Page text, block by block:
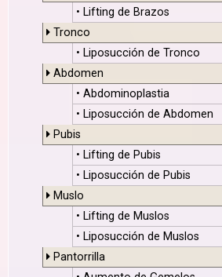
• Lifting de Brazos
Tronco
• Liposucción de Tronco
Abdomen
• Abdominoplastia
• Liposucción de Abdomen
Pubis
• Lifting de Pubis
• Liposucción de Pubis
Muslo
• Lifting de Muslos
• Liposucción de Muslos
Pantorrilla